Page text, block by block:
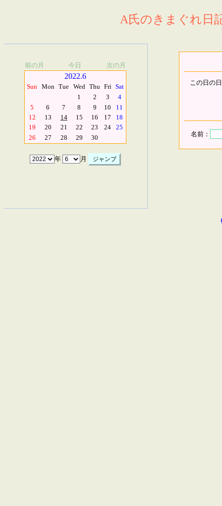
A氏のきまぐれ日
前の月 今日 次の月
2022.6
Sun Mon Tue Wed Thu Fri Sat
1
2 3
4
5
6 7 8 9 10
11
12
13 14 15 16 17
18
19
20 21 22 23 24
25
26
27 28 29 30
年 月
この日の
名前：